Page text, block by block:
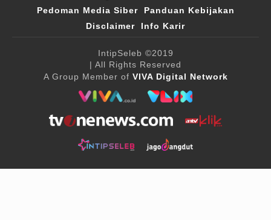
Pedoman Media Siber
Panduan Kebijakan
Disclaimer
Info Karir
IntipSeleb ©2019
| All Rights Reserved
A Group Member of VIVA Digital Network